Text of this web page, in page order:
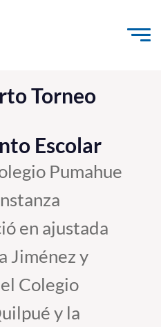
Torneo
Escolar
Pumahue
en ajustada
Jiménez y
Colegio
y la